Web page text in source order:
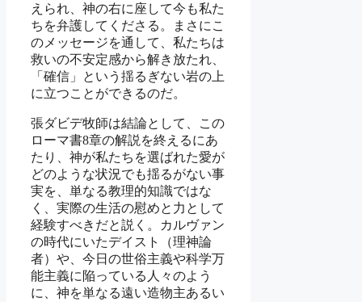
えられ、神の右に座して今も私た
ちを弁護してくださる。まさにこ
のメッセージを通して、私たちは
救いの不安定感から解き放たれ、
「確信」という揺るぎない岩の上
に立つことができるのだ。
張ダビデ牧師は結論として、この
ローマ書8章の解説を終えるにあ
たり、神が私たちを選ばれた愛が
どのような状況でも揺るがない事
実を、単なる教理的知識ではな
く、実際の生活の慰めと力として
経験すべきだと説く。カルヴァン
の時代にいたデイスト（理神論
者）や、今日の世俗主義や科学万
能主義に陥っている人々のよう
に、神を単なる遠い造物主あるい